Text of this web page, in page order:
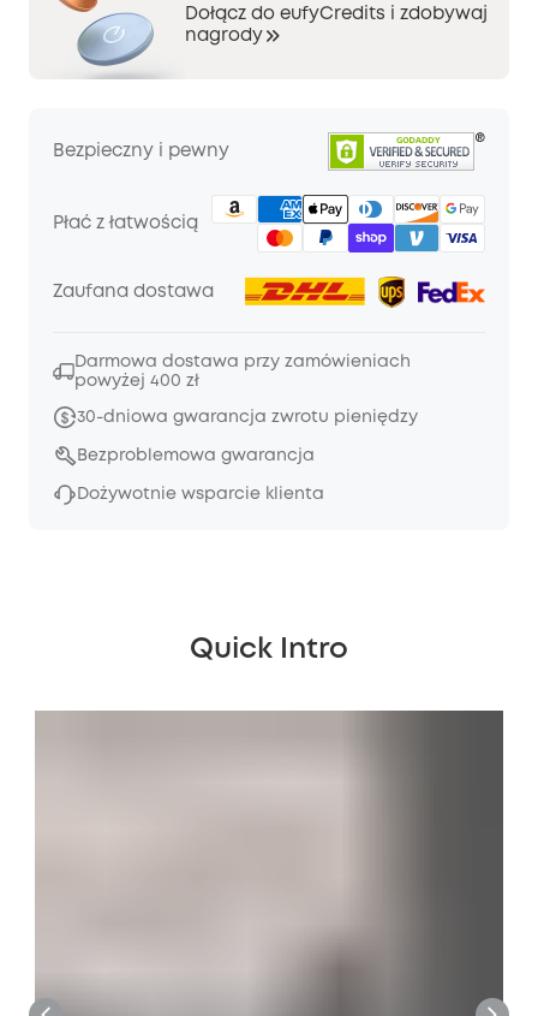
Dołącz do eufyCredits i zdobywaj
nagrody
Bezpieczny i pewny
Płać z łatwością
Zaufana dostawa
Darmowa dostawa przy zamówieniach
powyżej 400 zł
30-dniowa gwarancja zwrotu pieniędzy
Bezproblemowa gwarancja
Dożywotnie wsparcie klienta
Quick Intro